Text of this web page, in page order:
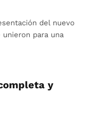
del nuevo
unieron para una
y